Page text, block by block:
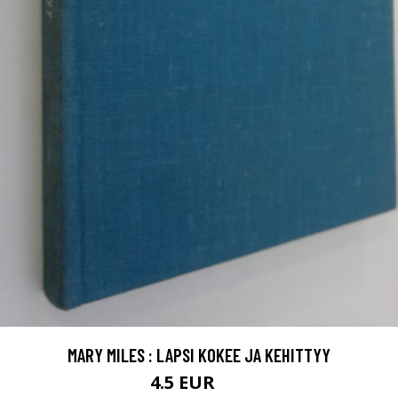
MARY MILES : LAPSI KOKEE JA KEHITTYY
4.5 EUR